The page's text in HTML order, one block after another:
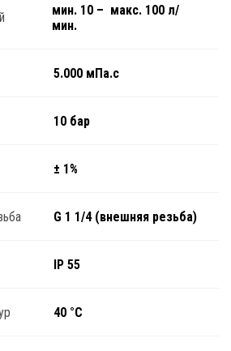
мин. 10 – ­ макс. 100 л/
мин.
5.000 мПа.с
10 бар
± 1%
G 1 1/4 (внешняя резьба)
IP 55
40 °C